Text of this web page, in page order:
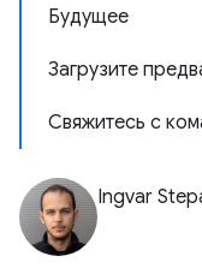
Будущее
Загрузите
Свяжитесь с
Ingvar